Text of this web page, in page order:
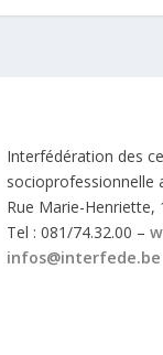
Interfédération des
socioprofessionnelle
Rue Marie-Henriette,
Tel : 081/74.32.00 –
infos@interfede.be